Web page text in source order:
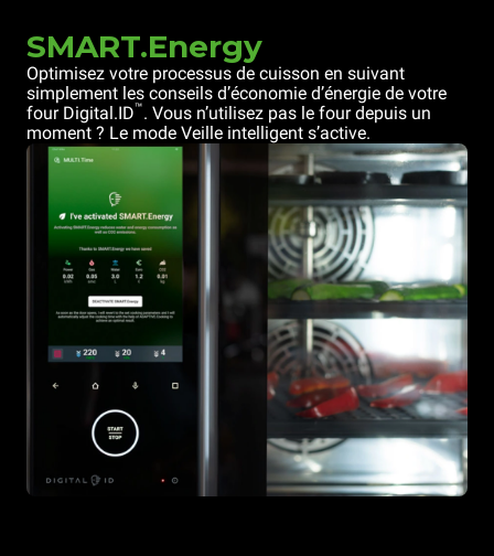
SMART.Energy
Optimisez votre processus de cuisson en suivant
simplement les conseils d’économie d’énergie de votre
four Digital.ID™. Vous n’utilisez pas le four depuis un
moment ? Le mode Veille intelligent s’active.